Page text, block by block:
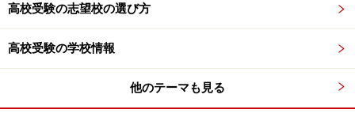
高校受験の志望校の選び方
高校受験の学校情報
他のテーマも見る